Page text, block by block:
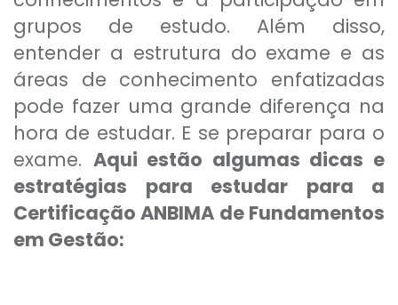
grupos de estudo. Além disso,
entender a estrutura do exame e as
áreas de conhecimento enfatizadas
pode fazer uma grande diferença na
hora de estudar. E se preparar para o
exame. Aqui estão algumas dicas e
estratégias para estudar para a
Certificação ANBIMA de Fundamentos
em Gestão: